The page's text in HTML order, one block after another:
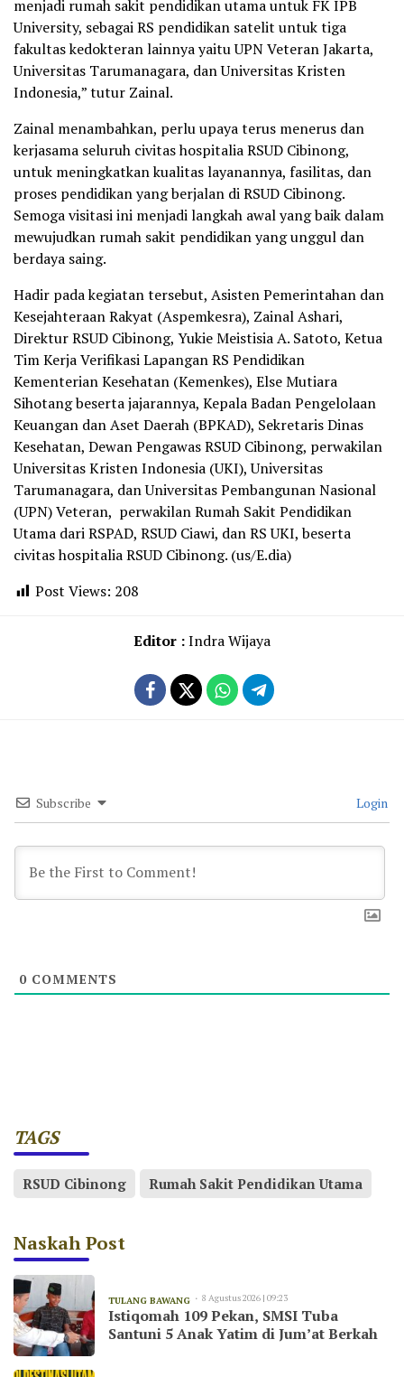
menjadi rumah sakit pendidikan utama untuk FK IPB
University, sebagai RS pendidikan satelit untuk tiga
fakultas kedokteran lainnya yaitu UPN Veteran Jakarta,
Universitas Tarumanagara, dan Universitas Kristen
Indonesia,” tutur Zainal.
Zainal menambahkan, perlu upaya terus menerus dan
kerjasama seluruh civitas hospitalia RSUD Cibinong,
untuk meningkatkan kualitas layanannya, fasilitas, dan
proses pendidikan yang berjalan di RSUD Cibinong.
Semoga visitasi ini menjadi langkah awal yang baik dalam
mewujudkan rumah sakit pendidikan yang unggul dan
berdaya saing.
Hadir pada kegiatan tersebut, Asisten Pemerintahan dan
Kesejahteraan Rakyat (Aspemkesra), Zainal Ashari,
Direktur RSUD Cibinong, Yukie Meistisia A. Satoto, Ketua
Tim Kerja Verifikasi Lapangan RS Pendidikan
Kementerian Kesehatan (Kemenkes), Else Mutiara
Sihotang beserta jajarannya, Kepala Badan Pengelolaan
Keuangan dan Aset Daerah (BPKAD), Sekretaris Dinas
Kesehatan, Dewan Pengawas RSUD Cibinong, perwakilan
Universitas Kristen Indonesia (UKI), Universitas
Tarumanagara, dan Universitas Pembangunan Nasional
(UPN) Veteran, perwakilan Rumah Sakit Pendidikan
Utama dari RSPAD, RSUD Ciawi, dan RS UKI, beserta
civitas hospitalia RSUD Cibinong. (us/E.dia)
Post Views: 208
Editor :Indra Wijaya
Subscribe Login
0 COMMENTS
TAGS
RSUD Cibinong Rumah Sakit Pendidikan Utama
Naskah Post
TULANG BAWANG 8 Agustus 2026 | 09:23
Istiqomah 109 Pekan, SMSI Tuba
Santuni 5 Anak Yatim di Jum’at Berkah